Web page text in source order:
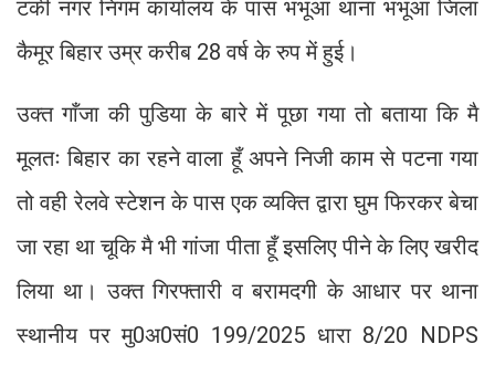
टंकी नगर निगम कार्यालय के पास भभूआ थाना भभूआ जिला
कैमूर बिहार उम्र करीब 28 वर्ष के रुप में हुई।
उक्त गाँजा की पुडिया के बारे में पूछा गया तो बताया कि मै
मूलतः बिहार का रहने वाला हूँ अपने निजी काम से पटना गया
तो वही रेलवे स्टेशन के पास एक व्यक्ति द्वारा घुम फिरकर बेचा
जा रहा था चूकि मै भी गांजा पीता हूँ इसलिए पीने के लिए खरीद
लिया था। उक्त गिरफ्तारी व बरामदगी के आधार पर थाना
स्थानीय पर मु0अ0सं0 199/2025 धारा 8/20 NDPS